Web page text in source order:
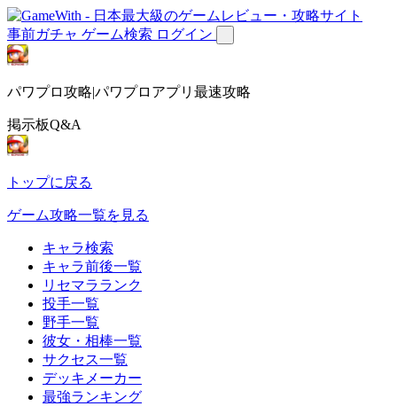
事前ガチャ ゲーム検索 ログイン
パワプロ攻略|パワプロアプリ最速攻略
掲示板Q&A
トップに戻る
ゲーム攻略一覧を見る
キャラ検索
キャラ前後一覧
リセマラランク
投手一覧
野手一覧
彼女・相棒一覧
サクセス一覧
デッキメーカー
最強ランキング